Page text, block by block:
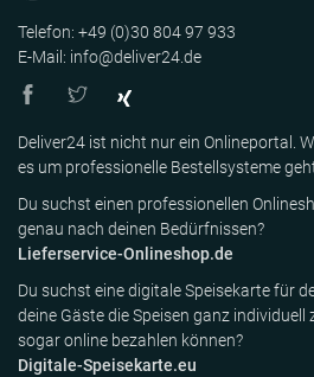
Telefon: +49 (0)30 804 97 933
E-Mail: info@deliver24.de
Deliver24 ist nicht nur ein Onlineportal.
es um professionelle Bestellsysteme
Du suchst einen professionellen
genau nach deinen Bedürfnissen?
Lieferservice-Onlineshop.de
Du suchst eine digitale Speisekarte für
deine Gäste die Speisen ganz individuell
sogar online bezahlen können?
Digitale-Speisekarte.eu